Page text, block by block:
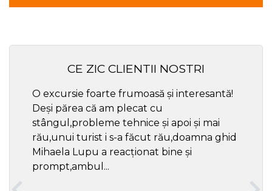
CE ZIC CLIENTII NOSTRI
O excursie foarte frumoasă și interesantă!
Deși părea că am plecat cu
stângul,probleme tehnice și apoi și mai
rău,unui turist i s-a făcut rău,doamna ghid
Mihaela Lupu a reacționat bine și
prompt,ambul...